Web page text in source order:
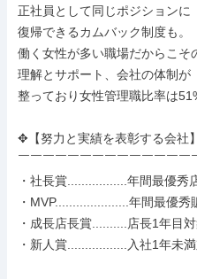
正社員として同じポジションに
復帰できるカムバック制度も。
働く女性が多い職場だからこそ
理解とサポート、会社の体制が
整っており女性管理職比率は
✥【努力と実績を表彰する会社】
￣￣￣￣￣￣￣￣￣￣￣￣￣￣
・社長賞.................年間最優秀
・MVP.....................年間最優秀
・成長店長賞..........店長1年目対
・新人賞.................入社1年未